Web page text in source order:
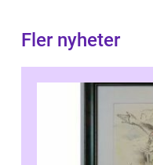
Fler nyheter